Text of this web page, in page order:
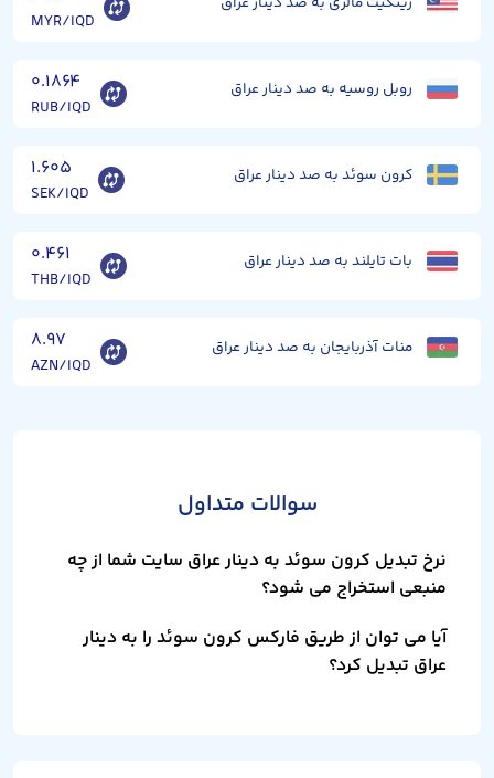
MYR/IQD
روبل روسیه به صد دینار عراق ۰.۱۸۶۴
RUB/IQD
کرون سوئد به صد دینار عراق ۱.۶۰۵
SEK/IQD
بات تایلند به صد دینار عراق ۰.۴۶۱
THB/IQD
منات آذربایجان به صد دینار عراق ۸.۹۷
AZN/IQD
سوالات متداول
نرخ تبدیل کرون سوئد به دینار عراق سایت شما از چه
منبعی استخراج می شود؟
آیا می توان از طریق فارکس کرون سوئد را به دینار
عراق تبدیل کرد؟